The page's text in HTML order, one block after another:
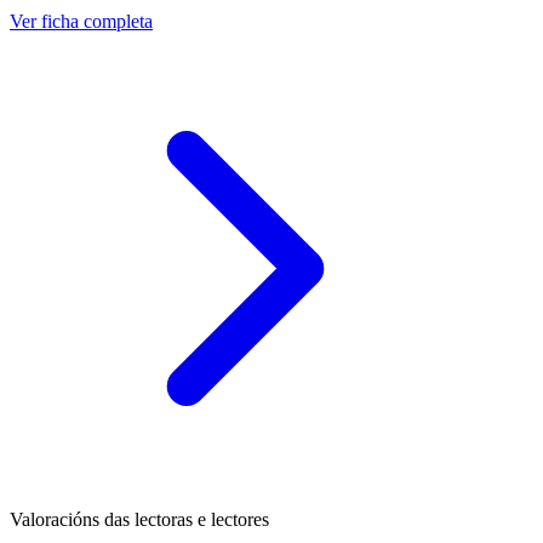
Ver ficha completa
Valoracións das lectoras e lectores